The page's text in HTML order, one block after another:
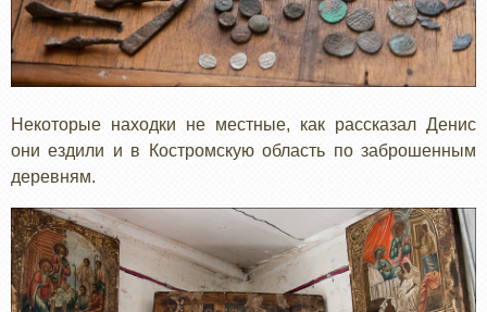
Некоторые находки не местные, как рассказал Денис
они ездили и в Костромскую область по заброшенным
деревням.